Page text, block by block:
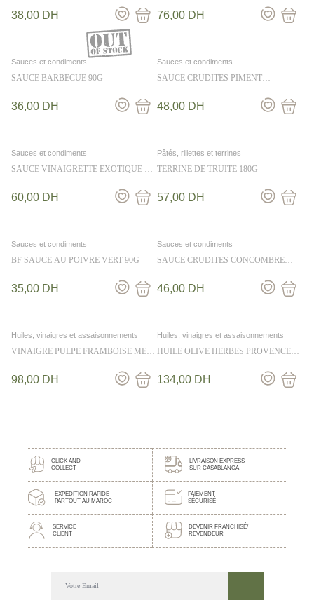
38,00 DH 76,00 DH
Sauces et condiments
SAUCE BARBECUE 90G
36,00 DH
Sauces et condiments
SAUCE CRUDITES PIMENT
48,00 DH
Sauces et condiments
SAUCE VINAIGRETTE EXOTIQUE A
60,00 DH
Pâtés, rillettes et terrines
TERRINE DE TRUITE 180G
57,00 DH
Sauces et condiments
BF SAUCE AU POIVRE VERT 90G
35,00 DH
Sauces et condiments
SAUCE CRUDITES CONCOMBRE
46,00 DH
Huiles, vinaigres et assaisonnements
VINAIGRE PULPE FRAMBOISE MES
98,00 DH
Huiles, vinaigres et assaisonnements
HUILE OLIVE HERBES PROVENCE
134,00 DH
CLICK AND
COLLECT
LIVRAISON EXPRESS
SUR CASABLANCA
EXPEDITION RAPIDE
PARTOUT AU MAROC
PAIEMENT
SÉCURISÉ
SERVICE
CLIENT
DEVENIR FRANCHISÉ/
REVENDEUR
DECOUVREZ NOTRE NEWSLETTER GOURMANDE
SUIVEZ NOS ACTUALITE ET EVENEMENTS